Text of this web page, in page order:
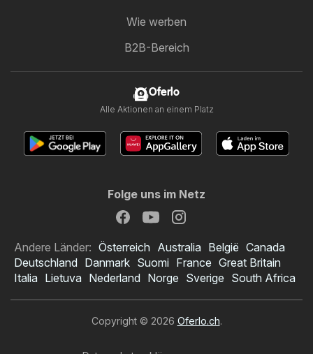
Wie werben
B2B-Bereich
Oferlo
Alle Aktionen an einem Platz
Folge uns im Netz
Andere Länder: Österreich Australia België Canada
Deutschland Danmark Suomi France Great Britain
Italia Lietuva Nederland Norge Sverige South Africa
Copyright © 2026 Oferlo.ch.